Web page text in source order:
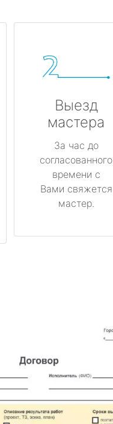
Выезд
мастера
За час до
согласованного
времени с
Вами свяжется
мастер.